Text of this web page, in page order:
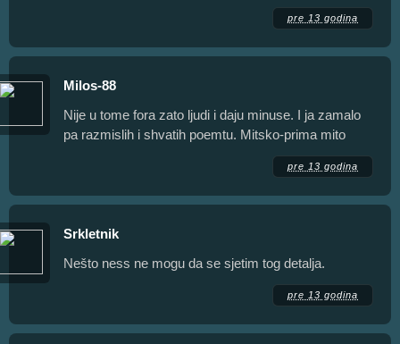
pre 13 godina
Milos-88
Nije u tome fora zato ljudi i daju minuse. I ja zamalo
pa razmislih i shvatih poemtu. Mitsko-prima mito
pre 13 godina
Srkletnik
Nešto ness ne mogu da se sjetim tog detalja.
pre 13 godina